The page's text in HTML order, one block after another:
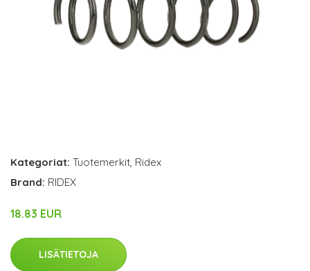
Kategoriat: Tuotemerkit Ridex
Brand: RIDEX
18.83 EUR
LISÄTIETOJA